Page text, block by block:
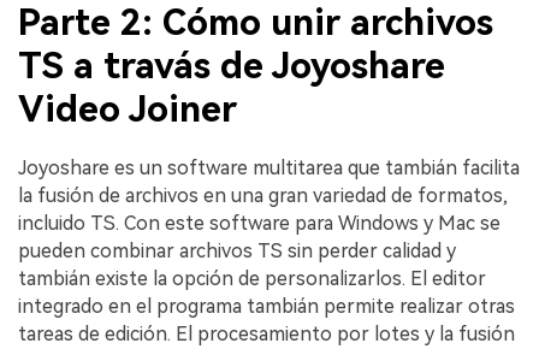
Parte 2: Cómo unir archivos
TS a travás de Joyoshare
Video Joiner
Joyoshare es un software multitarea que tambián facilita
la fusión de archivos en una gran variedad de formatos,
incluido TS. Con este software para Windows y Mac se
pueden combinar archivos TS sin perder calidad y
tambián existe la opción de personalizarlos. El editor
integrado en el programa tambián permite realizar otras
tareas de edición. El procesamiento por lotes y la fusión